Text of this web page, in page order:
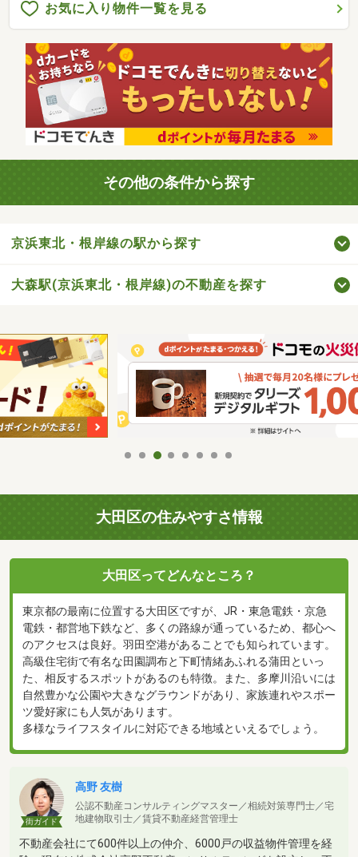
お気に入り物件一覧を見る
その他の条件から探す
京浜東北・根岸線の駅から探す
大森駅(京浜東北・根岸線)の不動産を探す
大田区の住みやすさ情報
大田区ってどんなところ？
東京都の最南に位置する大田区ですが、JR・東急電鉄・京急
電鉄・都営地下鉄など、多くの路線が通っているため、都心へ
のアクセスは良好。羽田空港があることでも知られています。
高級住宅街で有名な田園調布と下町情緒あふれる蒲田といっ
た、相反するスポットがあるのも特徴。また、多摩川沿いには
自然豊かな公園や大きなグラウンドがあり、家族連れやスポー
ツ愛好家にも人気があります。
多様なライフスタイルに対応できる地域といえるでしょう。
街ガイド
高野 友樹
公認不動産コンサルティングマスター／相続対策専門士／宅
地建物取引士／賃貸不動産経営管理士
不動産会社にて600件以上の仲介、6000戸の収益物件管理を経